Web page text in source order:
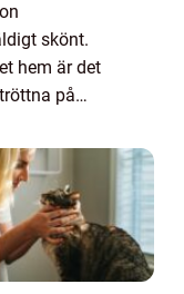
skönt.
hem är det
på